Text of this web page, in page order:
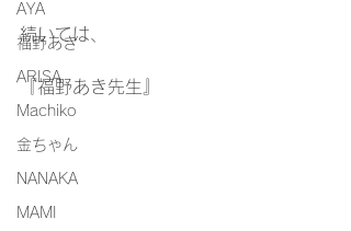
AYA
福野あき
ARISA
Machiko
金ちゃん
NANAKA
MAMI
続いては、
『福野あき先生』